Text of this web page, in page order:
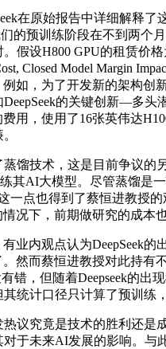
在原始报告中详细解释了
的预训练阶段在不到两
假设H800 GPU的租赁价
Cost, Closed Model
如，为了开发新的架构
的关键创新—多
用，使用了16张英伟达
技术，这是目前争议的
其AI大模型。尽管蒸馏
一点也得到了蔡恒进教
况下，前期做研究的成本
内观点认为DeepSeek的
然而蔡恒进教授对此持有
错，但随着Deepseek的
统计口径只计算了预训
究竟是技术的胜利还是
对于未来AI发展的影响。